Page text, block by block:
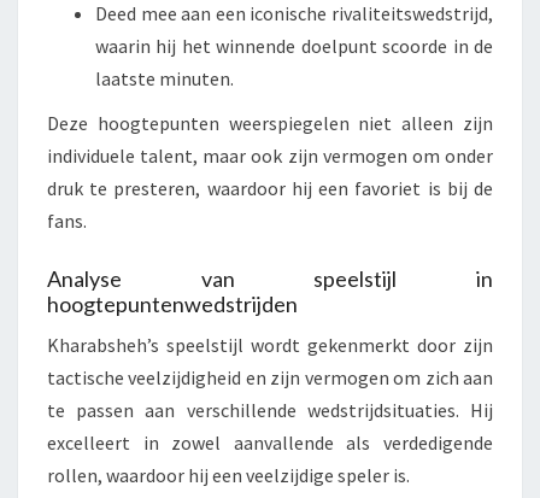
Deed mee aan een iconische rivaliteitswedstrijd,
waarin hij het winnende doelpunt scoorde in de
laatste minuten.
Deze hoogtepunten weerspiegelen niet alleen zijn
individuele talent, maar ook zijn vermogen om onder
druk te presteren, waardoor hij een favoriet is bij de
fans.
Analyse van speelstijl in
hoogtepuntenwedstrijden
Kharabsheh’s speelstijl wordt gekenmerkt door zijn
tactische veelzijdigheid en zijn vermogen om zich aan
te passen aan verschillende wedstrijdsituaties. Hij
excelleert in zowel aanvallende als verdedigende
rollen, waardoor hij een veelzijdige speler is.